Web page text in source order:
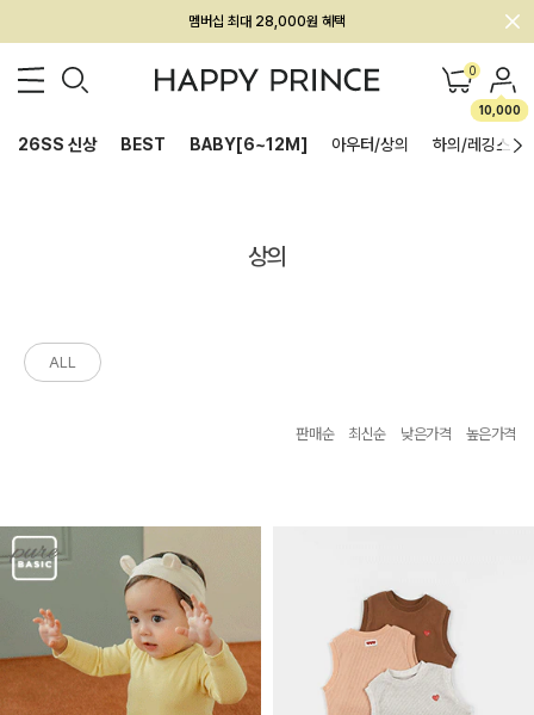
회원전용 아울렛, 가입하면 ~60% 할인!
멤버십 최대 28,000원 혜택 0
10,000
26SS 신상 BEST BABY[6~12M] 아우터/상의 하의/레깅스
상의
ALL
판매순 최신순 낮은가격 높은가격